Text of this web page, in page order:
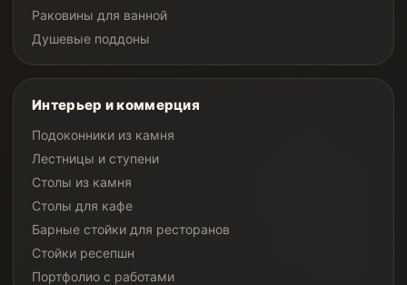
Раковины для ванной
Душевые поддоны
Интерьер и коммерция
Подоконники из камня
Лестницы и ступени
Столы из камня
Столы для кафе
Барные стойки для ресторанов
Стойки ресепшн
Портфолио с работами